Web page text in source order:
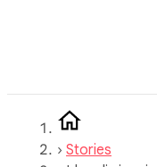
› Stories